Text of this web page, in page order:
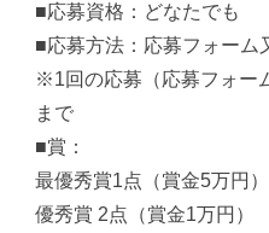
■応募資格：どなたでも
■応募方法：応募フォーム
※1回の応募（応募フォー
まで
■賞：
最優秀賞1点（賞金5万円）
優秀賞 2点（賞金1万円）